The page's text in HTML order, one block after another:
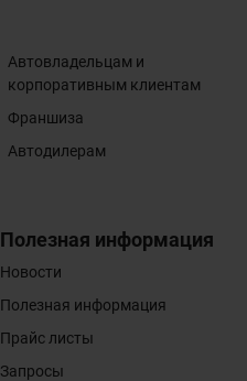
Автовладельцам и
корпоративным клиентам
Франшиза
Автодилерам
Полезная информация
Новости
Полезная информация
Прайс листы
Запросы